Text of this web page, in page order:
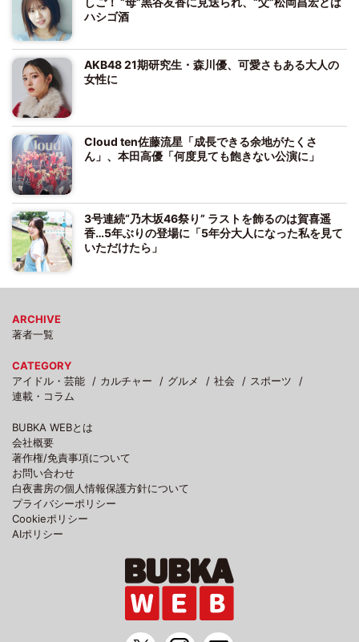
ハシゴ酒
AKB48 21期研究生・森川優、可愛さもある大人の
女性に
Cloud ten佐藤流星「成長できる余地がたくさ
ん」、本田高優「何度見ても飽きない公演に」
3号連続“乃木坂46祭り” ラストを飾るのは賀喜遥
香…5年ぶりの登場に「5年分大人になった私を見て
いただけたら」
ARCHIVE
著者一覧
CATEGORY
アイドル・芸能
カルチャー グルメ 社会
スポーツ
連載・コラム
BUBKA WEBとは
会社概要
著作権/免責事項について
お問い合わせ
白夜書房の個人情報保護方針について
プライバシーポリシー
Cookieポリシー
AIポリシー